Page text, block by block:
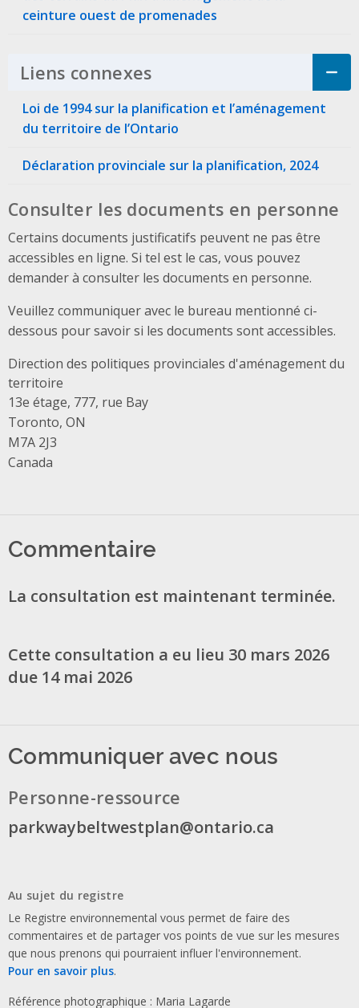
ceinture ouest de promenades
Liens connexes Click to Expand
Loi de 1994 sur la planification et l’aménagement
du territoire de l’Ontario
Déclaration provinciale sur la planification, 2024
Consulter les documents en personne
Certains documents justificatifs peuvent ne pas être
accessibles en ligne. Si tel est le cas, vous pouvez
demander à consulter les documents en personne.
Veuillez communiquer avec le bureau mentionné ci-
dessous pour savoir si les documents sont accessibles.
Direction des politiques provinciales d'aménagement du
territoire
Address
13e étage, 777, rue Bay
Toronto, ON
M7A 2J3
Canada
Commentaire
La consultation est maintenant terminée.
Cette consultation a eu lieu 30 mars 2026
due 14 mai 2026
Communiquer avec nous
Personne-ressource
parkwaybeltwestplan@ontario.ca
Au sujet du registre
Le Registre environnemental vous permet de faire des
commentaires et de partager vos points de vue sur les mesures
que nous prenons qui pourraient influer l'environnement.
Pour en savoir plus.
Référence photographique : Maria Lagarde